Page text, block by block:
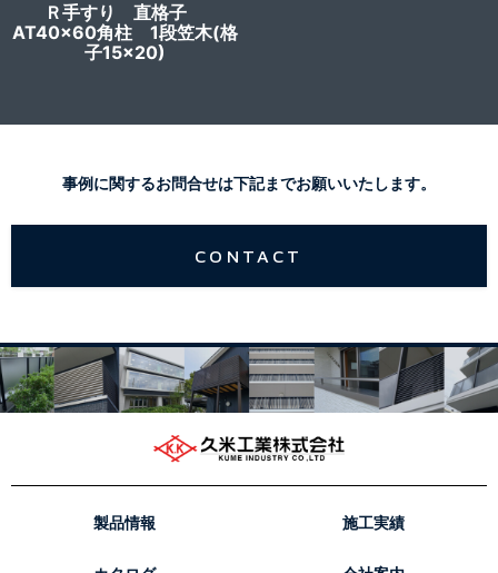
Ｒ手すり 直格子
AT40x60角柱 1段笠木(格
子15×20)
事例に関するお問合せは下記までお願いいたします。
CONTACT
製品情報 施工実績